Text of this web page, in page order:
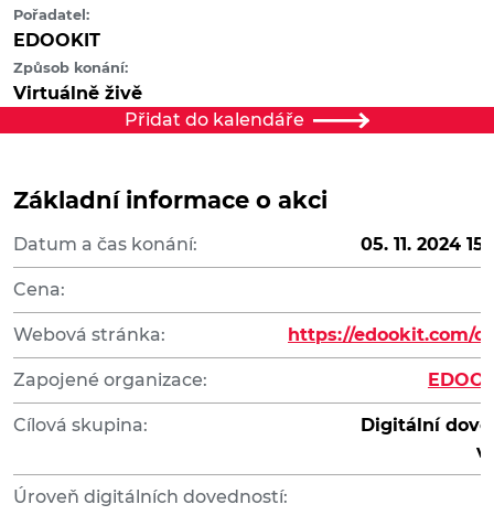
Pořadatel:
EDOOKIT
Způsob konání:
Virtuálně živě
Přidat do kalendáře
Základní informace o akci
Datum a čas konání: 05. 11. 2024
Cena:
Webová stránka: https://edookit.com/
Zapojené organizace:
Cílová skupina:
Digitální
Úroveň digitálních dovedností: